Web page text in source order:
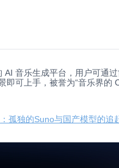
音乐生成平台，用户可通
即可上手，被誉为“音乐界的
孤独的Suno与国产模型的追